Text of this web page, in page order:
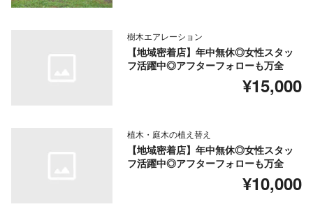
樹木エアレーション
【地域密着店】年中無休◎女性スタッ
フ活躍中◎アフターフォローも万全
¥15,000
植木・庭木の植え替え
【地域密着店】年中無休◎女性スタッ
フ活躍中◎アフターフォローも万全
¥10,000